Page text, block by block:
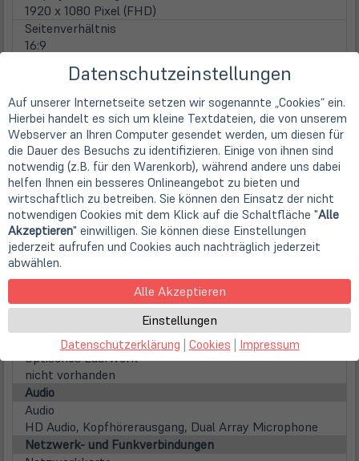
1920 x 1080 Pixel (FHD)
Seitenverhältnis
16:9
Anti-Glare (matt)
Displaybeleuchtung
LED Hintergrundbeleuchtung
Touchscreen
nicht vorhanden
WebCam
Webcam
integrierte HD WebCam
Hauptspeicher
inst. Speicher
16 GB DDR4 (onboard / kein Steckplatz)
Festplatten / Laufwerke
in
Tab)
512GB SSD M.2 PCIe/NVMe
Solid State Disk
Optisches Laufwerk
nicht vorhanden
Audio
Audio
HD Audio, Kopfhörerausgang, Dual Array Microphone
Netzwerk- und Funkverbindungen
Datenschutzeinstellungen
Auf unserer Internetseite setzen wir sogenannte „Cookies“ ein.
Hierbei handelt es sich um kleine Textdateien, die von unserem
Webserver an Ihren Computer gesendet werden, um diesen für
die Dauer des Besuchs zu identifizieren. Einige von ihnen sind
notwendig (z.B. für den Warenkorb), während andere uns dabei
helfen Ihnen ein besseres Onlineangebot zu bieten und
wirtschaftlich zu betreiben. Sie können den Einsatz der nicht
notwendigen Cookies mit dem Klick auf die Schaltfläche "Alle
Akzeptieren" einwilligen. Sie können diese Einstellungen
jederzeit aufrufen und Cookies auch nachträglich jederzeit
abwählen.
Alle Akzeptieren
Einstellungen
Datenschutzerklärung | Cookies | Impressum